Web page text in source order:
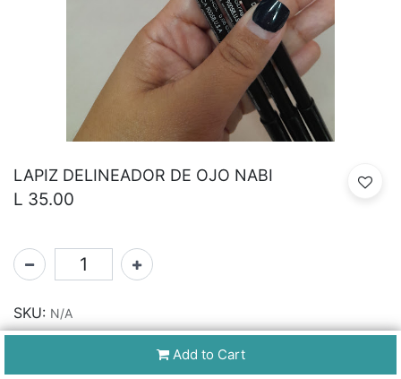
LAPIZ DELINEADOR DE OJO NABI
L 35.00
Add to Cart
SKU: N/A